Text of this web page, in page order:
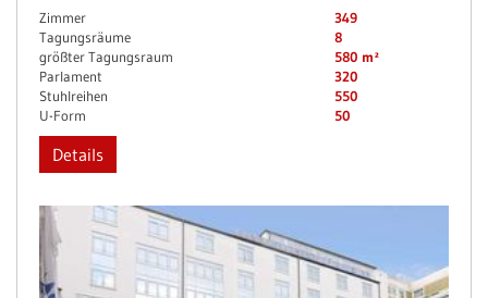
Zimmer
349
Tagungsräume
8
größter Tagungsraum
580 m²
Parlament
320
Stuhlreihen
550
U-Form
50
Details